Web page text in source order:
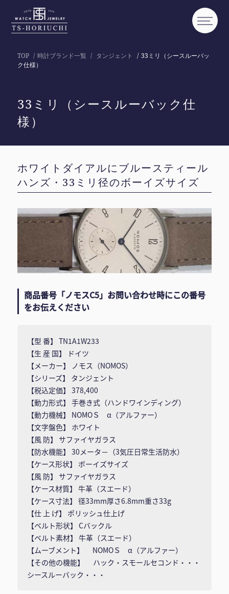
TOP 時計ブランド一覧 タンジェント
33ミリ（シースルーバッ
ク仕様）
33ミリ（シースルーバック仕
様）
ホワイトダイアルにブルースティール
ハンズ・33ミリ径のボーイズサイズ
商品番号「ノモスC5」お問い合わせ時にこの番号
をお伝えください
【型 番】 TN1A1W233
【生 産 国】 ドイツ
【メーカー】 ノモス（NOMOS）
【シリーズ】 タンジェント
【税込定価】 378,400
【動力形式】 手巻き式（ハンドワインディング）
【動力機械】 NOMOＳ α（アルファー）
【文字盤色】 ホワイト
【風 防】 サファイヤガラス
【防水機能】 30メータ－（3気圧日常生活防水）
【ケース形状】 ボーイズサイズ
【風 防】 サファイヤガラス
【ケース材質】 牛革（スエード）
【ケース寸法】 径33mm厚さ6.8mm重さ33g
【仕 上 げ】 ポリッシュ仕上げ
【ベルト形状】 Cバックル
【ベルト素材】 牛革（スエード）
【ムーブメント】 NOMOＳ α（アルファー）
【その他の機能】 ハック・スモールセコンド・・・
シースルーバック・・・